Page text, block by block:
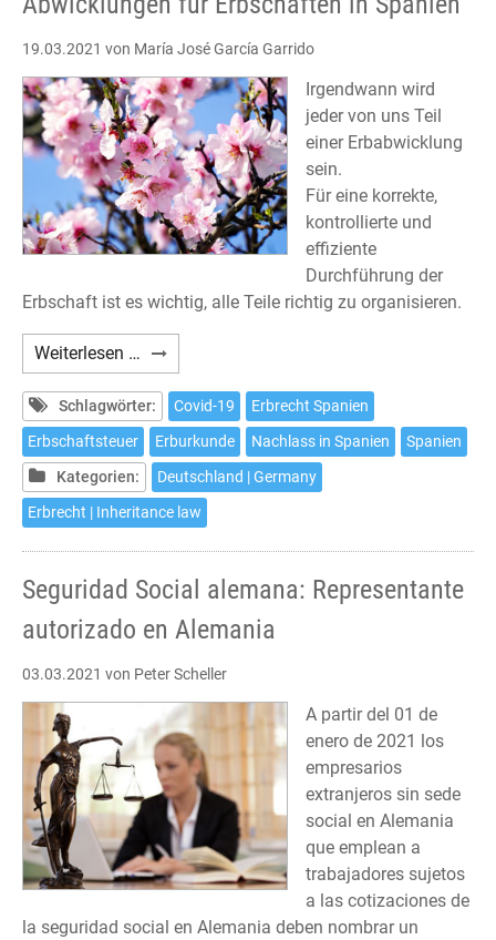
19.03.2021 von María José García Garrido
Irgendwann wird
jeder von uns Teil
einer Erbabwicklung
sein.
Für eine korrekte,
kontrollierte und
effiziente
Durchführung der
Erbschaft ist es wichtig, alle Teile richtig zu organisieren.
Weiterlesen … Abwicklungen
für
Erbschaften
in
Spanien
Schlagwörter: Covid-19
Erbrecht Spanien
Erbschaftsteuer
Erburkunde Nachlass in Spanien
Spanien
Kategorien:
Deutschland | Germany
Erbrecht | Inheritance law
Seguridad Social alemana: Representante
autorizado en Alemania
03.03.2021 von Peter Scheller
A partir del 01 de
enero de 2021 los
empresarios
extranjeros sin sede
social en Alemania
que emplean a
trabajadores sujetos
a las cotizaciones de
la seguridad social en Alemania deben nombrar un